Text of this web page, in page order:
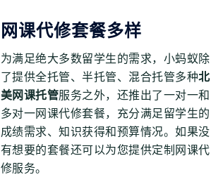
网课代修套餐多样
为满足绝大多数留学生的需求，小蚂蚁除
了提供全托管、半托管、混合托管多种北
美网课托管服务之外，还推出了一对一和
多对一网课代修套餐，充分满足留学生的
成绩需求、知识获得和预算情况。如果没
有想要的套餐还可以为您提供定制网课代
修服务。